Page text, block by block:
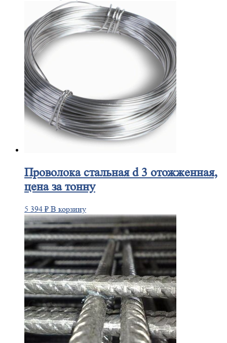
Проволокастальная d 3 отожженная,
цена за тонну
5 394 ₽ В корзину